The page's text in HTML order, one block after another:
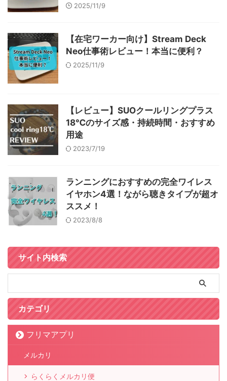
2025/11/9
【在宅ワーカー向け】Stream Deck
Neo仕事術レビュー！本当に便利？
2025/11/9
【レビュー】SUOクールリングプラス
18℃のサイズ感・持続時間・おすすめ
用途
2023/7/19
ランニングにおすすめの完全ワイレス
イヤホン4選！ながら聴きタイプが超オ
ススメ！
2023/8/8
サイト内検索
カテゴリ
フリマアプリ
メルカリ
らくらくメルカリ便